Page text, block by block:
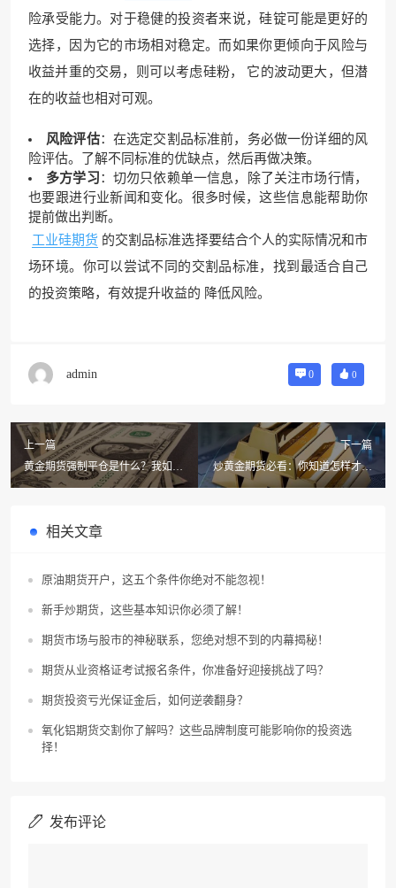
险承受能力。对于稳健的投资者来说，硅锭可能是更好的
选择，因为它的市场相对稳定。而如果你更倾向于风险与
收益并重的交易，则可以考虑硅粉， 它的波动更大，但潜
在的收益也相对可观。
风险评估：在选定交割品标准前，务必做一份详细的风
险评估。了解不同标准的优缺点，然后再做决策。
多方学习：切勿只依赖单一信息，除了关注市场行情，
也要跟进行业新闻和变化。很多时候，这些信息能帮助你
提前做出判断。
工业硅期货 的交割品标准选择要结合个人的实际情况和市
场环境。你可以尝试不同的交割品标准，找到最适合自己
的投资策略，有效提升收益的 降低风险。
admin 0 0
上一篇
黄金期货强制平仓是什么？我如何
避免在2025年犯错？
下一篇
炒黄金期货必看：你知道怎样才能
有效避免爆仓吗？
相关文章
原油期货开户，这五个条件你绝对不能忽视！
新手炒期货，这些基本知识你必须了解！
期货市场与股市的神秘联系，您绝对想不到的内幕揭秘！
期货从业资格证考试报名条件，你准备好迎接挑战了吗？
期货投资亏光保证金后，如何逆袭翻身？
氧化铝期货交割你了解吗？这些品牌制度可能影响你的投资选
择！
发布评论